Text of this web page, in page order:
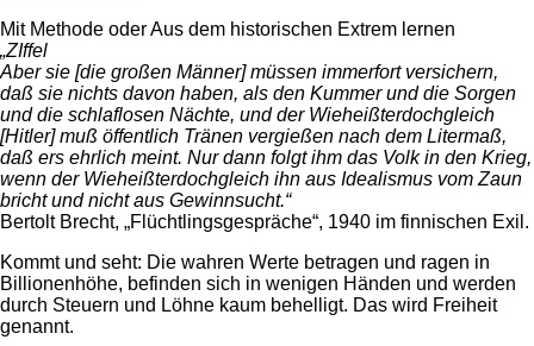
Mit Methode oder Aus dem historischen Extrem lernen
„ZIffel
Aber sie [die großen Männer] müssen immerfort versichern,
daß sie nichts davon haben, als den Kummer und die Sorgen
und die schlaflosen Nächte, und der Wieheißterdochgleich
[Hitler] muß öffentlich Tränen vergießen nach dem Litermaß,
daß ers ehrlich meint. Nur dann folgt ihm das Volk in den Krieg,
wenn der Wieheißterdochgleich ihn aus Idealismus vom Zaun
bricht und nicht aus Gewinnsucht.“
Bertolt Brecht, „Flüchtlingsgespräche“, 1940 im finnischen Exil.
Kommt und seht: Die wahren Werte betragen und ragen in
Billionenhöhe, befinden sich in wenigen Händen und werden
durch Steuern und Löhne kaum behelligt. Das wird Freiheit
genannt.